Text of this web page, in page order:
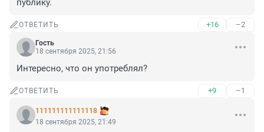
публику.
ОТВЕТИТЬ +16 –2
Гость
18 сентября 2025, 21:56
Интересно, что он употреблял?
ОТВЕТИТЬ +9 –1
111111111111118
18 сентября 2025, 21:49